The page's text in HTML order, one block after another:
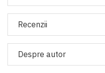
Recenzii
Despre autor